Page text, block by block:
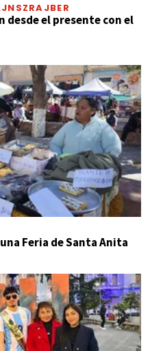
desde el presente con el
Feria de Santa Anita